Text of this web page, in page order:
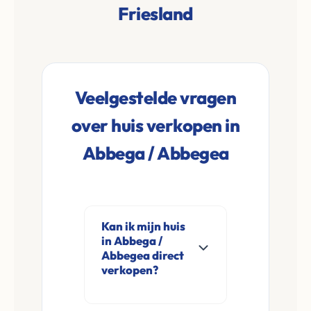
Friesland
Veelgestelde vragen
over huis verkopen in
Abbega / Abbegea
Kan ik mijn huis
in Abbega /
Abbegea direct
verkopen?